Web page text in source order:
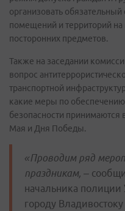
организовать
помещений и территорий
посторонних предметов.
Также на заседании
вопрос
транспортной
какие меры по обеспечению
безопасности принимаются
Мая и Дня Победы.
«Проводим ряд
праздникам, –
начальника
городу Владивостоку